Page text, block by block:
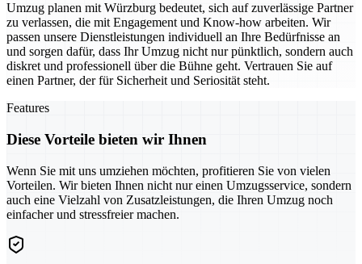
Umzug planen mit Würzburg bedeutet, sich auf zuverlässige Partner
zu verlassen, die mit Engagement und Know-how arbeiten. Wir
passen unsere Dienstleistungen individuell an Ihre Bedürfnisse an
und sorgen dafür, dass Ihr Umzug nicht nur pünktlich, sondern auch
diskret und professionell über die Bühne geht. Vertrauen Sie auf
einen Partner, der für Sicherheit und Seriosität steht.
Features
Diese Vorteile bieten wir Ihnen
Wenn Sie mit uns umziehen möchten, profitieren Sie von vielen
Vorteilen. Wir bieten Ihnen nicht nur einen Umzugsservice, sondern
auch eine Vielzahl von Zusatzleistungen, die Ihren Umzug noch
einfacher und stressfreier machen.